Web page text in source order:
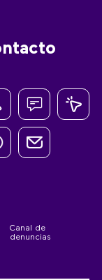
Canal de
denuncias